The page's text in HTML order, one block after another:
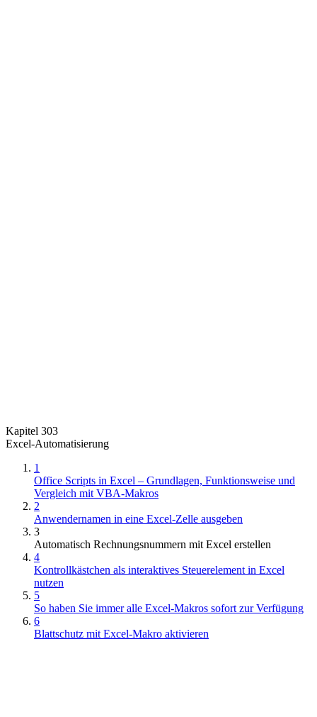
Kapitel 303
Excel-Automatisierung
1
Office Scripts in Excel – Grundlagen, Funktionsweise und
Vergleich mit VBA-Makros
2
Anwendernamen in eine Excel-Zelle ausgeben
3
Automatisch Rechnungsnummern mit Excel erstellen
4
Kontrollkästchen als interaktives Steuerelement in Excel
nutzen
5
So haben Sie immer alle Excel-Makros sofort zur Verfügung
6
Blattschutz mit Excel-Makro aktivieren